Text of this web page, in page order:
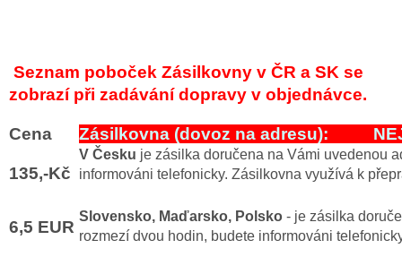
Seznam poboček Zásilkovny v ČR a SK se
zobrazí při zadávání dopravy v objednávce.
Cena Zásilkovna (dovoz na adresu):
135,-Kč
V Česku je zásilka doručena na Vámi uvedenou
informováni telefonicky. Zásilkovna využívá k
6,5 EUR
Slovensko, Maďarsko, Polsko - je zásilka
rozmezí dvou hodin, budete informováni